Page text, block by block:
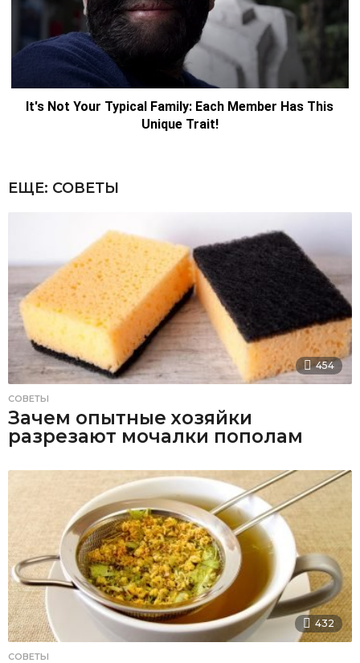
ЕЩЕ: СОВЕТЫ
454
СОВЕТЫ
Зачем опытные хозяйки
разрезают мочалки пополам
432
СОВЕТЫ